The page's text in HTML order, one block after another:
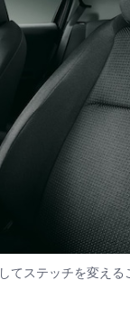
てステッチを変え